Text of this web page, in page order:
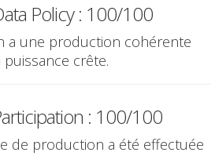
Policy : 100/100
a une production cohérente
crête.
: 100/100
de production a été effectuée